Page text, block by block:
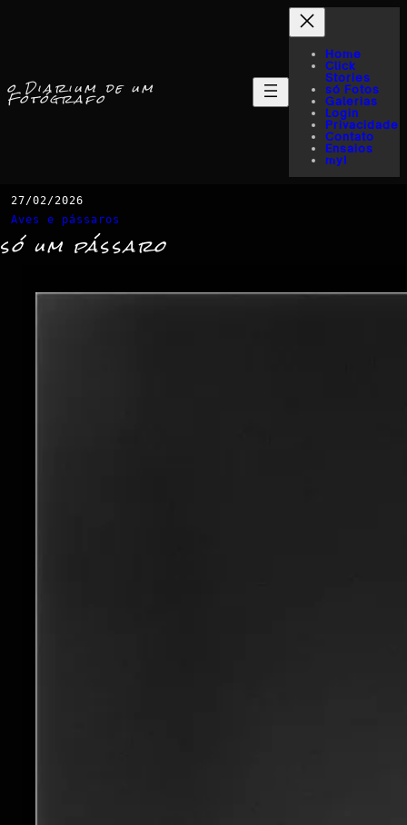
o Diarium de um
Fotógrafo
Home
Click
Stories
só Fotos
Galerias
Login
Privacidade
Contato
Ensaios
myI
27/02/2026
Aves e pássaros
só um pássaro